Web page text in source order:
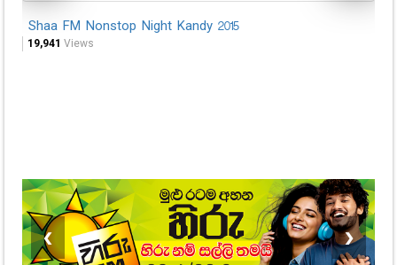
Shaa FM Nonstop Night Kandy 2015
19,941 Views
❮ ❯